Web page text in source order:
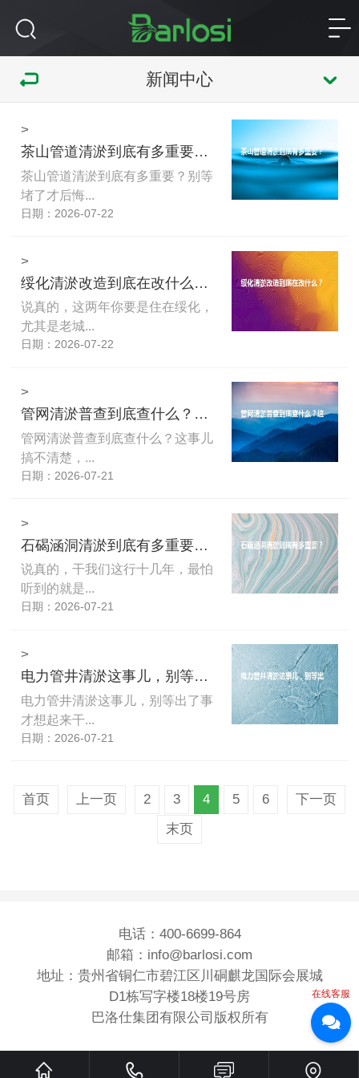
新闻中心
>
茶山管道清淤到底有多重要？别等堵了才后悔
茶山管道清淤到底有多重要？别等
堵了才后悔...
日期：2026-07-22
>
绥化清淤改造到底在改什么？这些变化和你家下水道直接相关
说真的，这两年你要是住在绥化，
尤其是老城...
日期：2026-07-22
>
管网清淤普查到底查什么？这事儿搞不清楚，钱白花还埋雷
管网清淤普查到底查什么？这事儿
搞不清楚，...
日期：2026-07-21
>
石碣涵洞清淤到底有多重要？这些年我亲眼见过的那些教训
说真的，干我们这行十几年，最怕
听到的就是...
日期：2026-07-21
>
电力管井清淤这事儿，别等出了事才想起来干
电力管井清淤这事儿，别等出了事
才想起来干...
日期：2026-07-21
首页 上一页 2 3 4 5 6
下一页
末页
电话：400-6699-864
邮箱：info@barlosi.com
地址：贵州省铜仁市碧江区川硐麒龙国际会展城
D1栋写字楼18楼19号房
巴洛仕集团有限公司版权所有
在线客服